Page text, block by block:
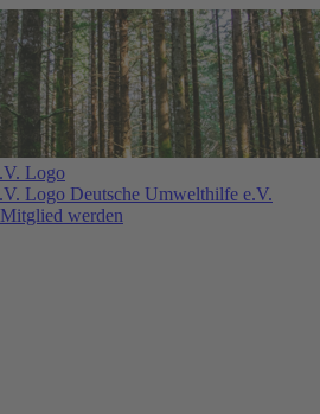
Deutsche Umwelthilfe e.V.
Mitglied werden